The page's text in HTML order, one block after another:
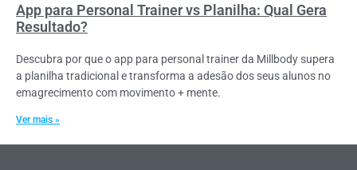
App para Personal Trainer vs Planilha: Qual Gera
Resultado?
Descubra por que o app para personal trainer da Millbody supera
a planilha tradicional e transforma a adesão dos seus alunos no
emagrecimento com movimento + mente.
Ver mais »